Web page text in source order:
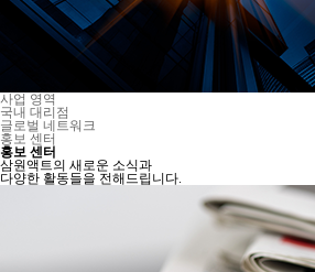
사업 영역
국내 대리점
글로벌 네트워크
홍보 센터
홍보 센터
삼원액트의 새로운 소식과
다양한 활동들을 전해드립니다.